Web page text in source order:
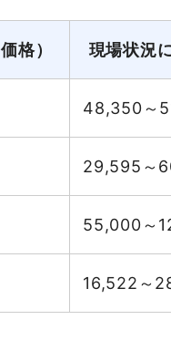
格） 現場状況
48,350～
29,595～
55,000～
16,522～